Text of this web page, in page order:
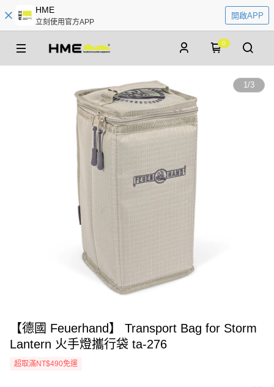
HME
立刻使用官方APP
開啟APP
0
1/3
【德國 Feuerhand】 Transport Bag for Storm
Lantern 火手燈攜行袋 ta-276
超取滿NT$490免運